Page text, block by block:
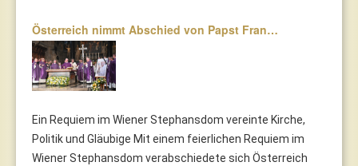
Österreich nimmt Abschied von Papst Fran…
Ein Requiem im Wiener Stephansdom vereinte Kirche,
Politik und Gläubige Mit einem feierlichen Requiem im
Wiener Stephansdom verabschiedete sich Österreich